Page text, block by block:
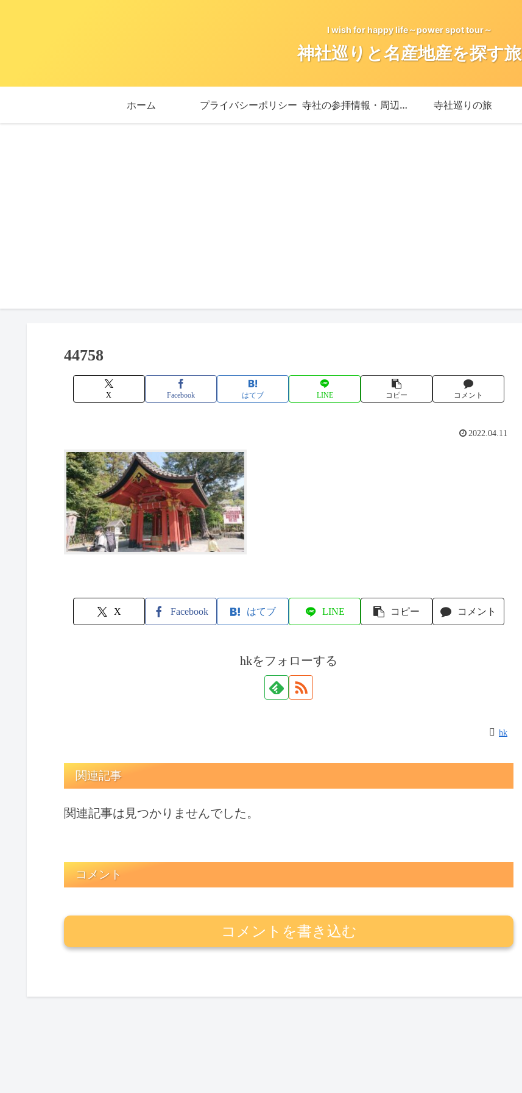
I wish for happy life～power spot tour～
神社巡りと名産地産を探す旅
ホーム プライバシーポリシー 寺社の参拝情報・周辺情報 寺社巡りの旅
44758
X Facebook はてブ LINE コピー コメント
2022.04.11
X Facebook はてブ LINE コピー コメント
hkをフォローする
hk
関連記事
関連記事は見つかりませんでした。
コメント
コメントを書き込む